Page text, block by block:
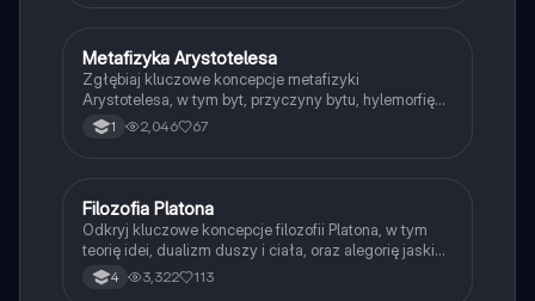
Filozofia
Metafizyka Arystotelesa
Zgłębiaj kluczowe koncepcje metafizyki
Arystotelesa, w tym byt, przyczyny bytu, hylemorfię
oraz definicje. Dowiedz się, jak Arystoteles definiuje
człowieka i jego miejsce w hierarchii bytów. Idealne
1 2,046 67
Filozofia
Filozofia Platona
Odkryj kluczowe koncepcje filozofii Platona, w tym
teorię idei, dualizm duszy i ciała, oraz alegorię jaskini.
Prezentacja omawia również etykę, politykę i
epistemologię Platona, oferując wgląd w jego wizję
4 3,322 113